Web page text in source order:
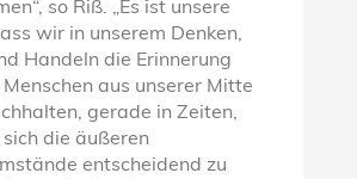
so Riß. „Es ist unsere
wir in unserem Denken,
Handeln die Erinnerung
aus unserer Mitte
gerade in Zeiten,
sich die äußeren
entscheidend zu